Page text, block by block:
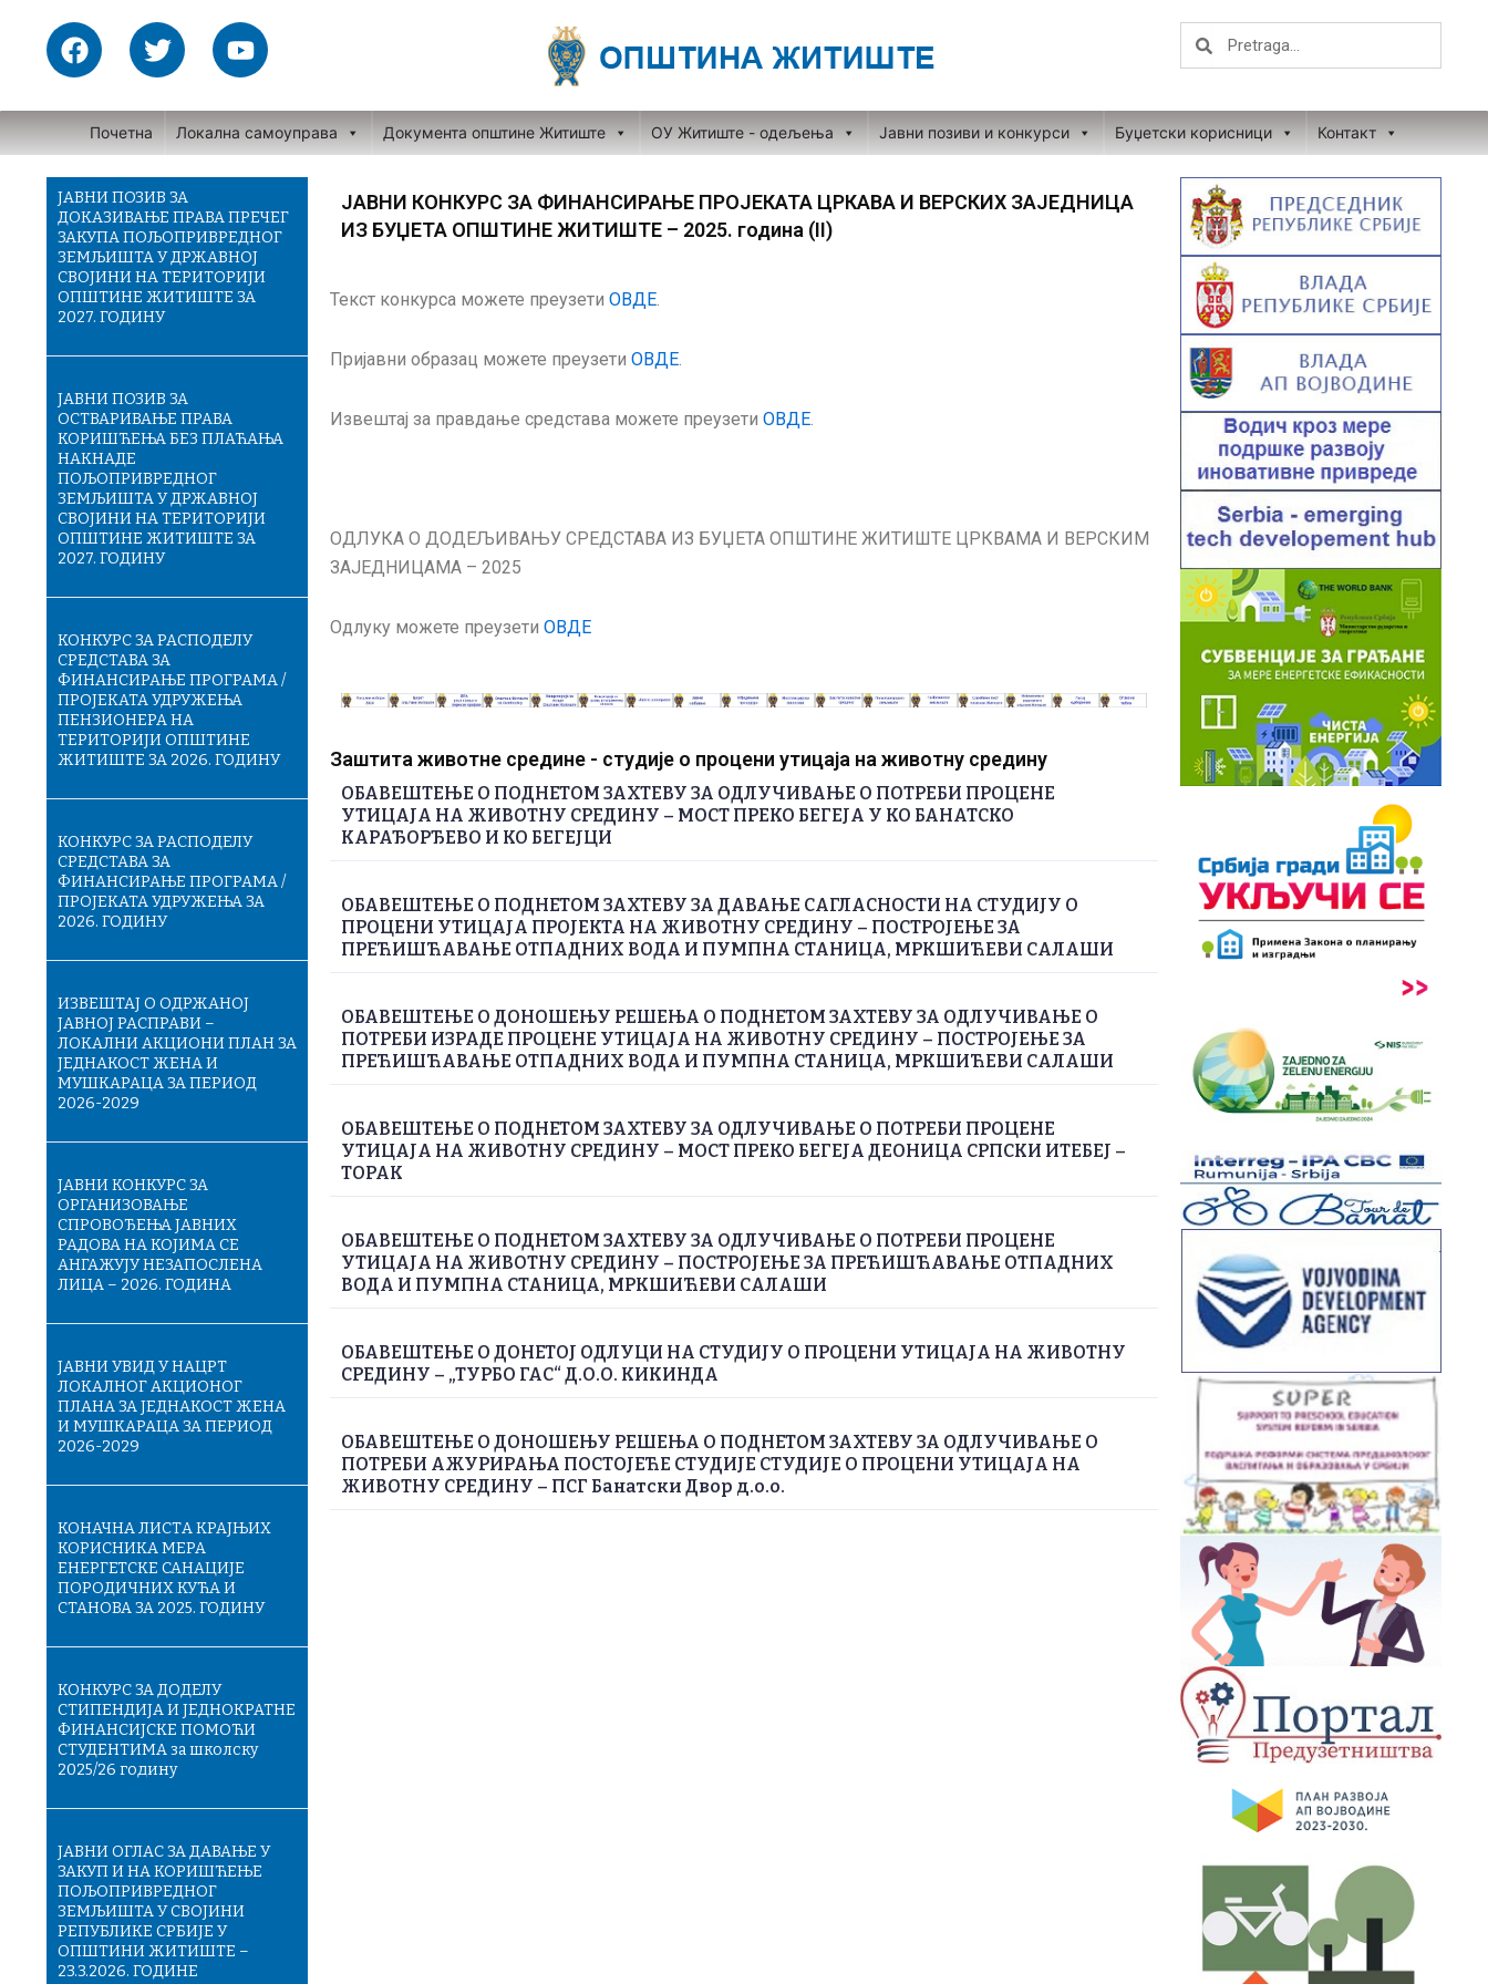
content
F
a
e
b
o
o
k
T
w
t
t
e
r
Y
o
t
u
b
Search
Почетна Локална самоуправа Документа општине Житиште ОУ Житиште - одељења Јавни позиви и конкурси Буџетски корисници Контакт
ЈАВНИ ПОЗИВ ЗА
ДОКАЗИВАЊЕ ПРАВА ПРЕЧЕГ
ЗАКУПА ПОЉОПРИВРЕДНОГ
ЗЕМЉИШТА У ДРЖАВНОЈ
СВОЈИНИ НА ТЕРИТОРИЈИ
ОПШТИНЕ ЖИТИШТЕ ЗА
2027. ГОДИНУ
ЈАВНИ ПОЗИВ ЗА
ОСТВАРИВАЊЕ ПРАВА
КОРИШЋЕЊА БЕЗ ПЛАЋАЊА
НАКНАДЕ
ПОЉОПРИВРЕДНОГ
ЗЕМЉИШТА У ДРЖАВНОЈ
СВОЈИНИ НА ТЕРИТОРИЈИ
ОПШТИНЕ ЖИТИШТЕ ЗА
2027. ГОДИНУ
КОНКУРС ЗА РАСПОДЕЛУ
СРЕДСТАВА ЗА
ФИНАНСИРАЊЕ ПРОГРАМА /
ПРОЈЕКАТА УДРУЖЕЊА
ПЕНЗИОНЕРА НА
ТЕРИТОРИЈИ ОПШТИНЕ
ЖИТИШТЕ ЗА 2026. ГОДИНУ
КОНКУРС ЗА РАСПОДЕЛУ
СРЕДСТАВА ЗА
ФИНАНСИРАЊЕ ПРОГРАМА /
ПРОЈЕКАТА УДРУЖЕЊА ЗА
2026. ГОДИНУ
ИЗВЕШТАЈ О ОДРЖАНОЈ
ЈАВНОЈ РАСПРАВИ –
ЛОКАЛНИ АКЦИОНИ ПЛАН ЗА
ЈЕДНАКОСТ ЖЕНА И
МУШКАРАЦА ЗА ПЕРИОД
2026-2029
ЈАВНИ КОНКУРС ЗА
ОРГАНИЗОВАЊЕ
СПРОВОЂЕЊА ЈАВНИХ
РАДОВА НА КОЈИМА СЕ
АНГАЖУЈУ НЕЗАПОСЛЕНА
ЛИЦА – 2026. ГОДИНА
ЈАВНИ УВИД У НАЦРТ
ЛОКАЛНОГ АКЦИОНОГ
ПЛАНА ЗА ЈЕДНАКОСТ ЖЕНА
И МУШКАРАЦА ЗА ПЕРИОД
2026-2029
КОНАЧНA ЛИСТA КРАЈЊИХ
КОРИСНИКА МЕРА
ЕНЕРГЕТСКЕ САНАЦИЈЕ
ПОРОДИЧНИХ КУЋА И
СТАНОВА ЗА 2025. ГОДИНУ
КОНКУРС ЗА ДОДЕЛУ
СТИПЕНДИЈА И ЈЕДНОКРАТНЕ
ФИНАНСИЈСКЕ ПОМОЋИ
СТУДЕНТИМА за школску
2025/26 годину
ЈАВНИ ОГЛАС ЗА ДАВАЊЕ У
ЗАКУП И НА КОРИШЋЕЊЕ
ПОЉОПРИВРЕДНОГ
ЗЕМЉИШТА У СВОЈИНИ
РЕПУБЛИКЕ СРБИЈЕ У
ОПШТИНИ ЖИТИШТЕ –
23.3.2026. ГОДИНЕ
ЈАВНИ КОНКУРС ЗА ФИНАНСИРАЊЕ ПРОЈЕКАТА ЦРКАВА И ВЕРСКИХ ЗАЈЕДНИЦА
ИЗ БУЏЕТА ОПШТИНЕ ЖИТИШТЕ – 2025. година (II)
Текст конкурса можете преузети ОВДЕ.
Пријавни образац можете преузети ОВДЕ.
Извештај за правдање средстава можете преузети ОВДЕ.
ОДЛУКА О ДОДЕЉИВАЊУ СРЕДСТАВА ИЗ БУЏЕТА ОПШТИНЕ ЖИТИШТЕ ЦРКВАМА И ВЕРСКИМ
ЗАЈЕДНИЦАМА – 2025
Одлуку можете преузети ОВДЕ
Заштита животне средине - студије о процени утицаја на животну средину
ОБАВЕШТЕЊЕ О ПОДНЕТОМ ЗАХТЕВУ ЗА ОДЛУЧИВАЊЕ О ПОТРЕБИ ПРОЦЕНЕ
УТИЦАЈА НА ЖИВОТНУ СРЕДИНУ – МОСТ ПРЕКО БЕГЕЈА У КО БАНАТСКО
КАРАЂОРЂЕВО И КО БЕГЕЈЦИ
ОБАВЕШТЕЊЕ О ПОДНЕТОМ ЗАХТЕВУ ЗА ДАВАЊЕ САГЛАСНОСТИ НА СТУДИЈУ О
ПРОЦЕНИ УТИЦАЈА ПРОЈЕКТА НА ЖИВОТНУ СРЕДИНУ – ПОСТРОЈЕЊЕ ЗА
ПРЕЋИШЋАВАЊЕ ОТПАДНИХ ВОДА И ПУМПНА СТАНИЦА, МРКШИЋЕВИ САЛАШИ
ОБАВЕШТЕЊЕ О ДОНОШЕЊУ РЕШЕЊА О ПОДНЕТОМ ЗАХТЕВУ ЗА ОДЛУЧИВАЊЕ О
ПОТРЕБИ ИЗРАДЕ ПРОЦЕНЕ УТИЦАЈА НА ЖИВОТНУ СРЕДИНУ – ПОСТРОЈЕЊЕ ЗА
ПРЕЋИШЋАВАЊЕ ОТПАДНИХ ВОДА И ПУМПНА СТАНИЦА, МРКШИЋЕВИ САЛАШИ
ОБАВЕШТЕЊЕ О ПОДНЕТОМ ЗАХТЕВУ ЗА ОДЛУЧИВАЊЕ О ПОТРЕБИ ПРОЦЕНЕ
УТИЦАЈА НА ЖИВОТНУ СРЕДИНУ – МОСТ ПРЕКО БЕГЕЈА ДЕОНИЦА СРПСКИ ИТЕБЕЈ –
ТОРАК
ОБАВЕШТЕЊЕ О ПОДНЕТОМ ЗАХТЕВУ ЗА ОДЛУЧИВАЊЕ О ПОТРЕБИ ПРОЦЕНЕ
УТИЦАЈА НА ЖИВОТНУ СРЕДИНУ – ПОСТРОЈЕЊЕ ЗА ПРЕЋИШЋАВАЊЕ ОТПАДНИХ
ВОДА И ПУМПНА СТАНИЦА, МРКШИЋЕВИ САЛАШИ
ОБАВЕШТЕЊЕ О ДОНЕТОЈ ОДЛУЦИ НА СТУДИЈУ О ПРОЦЕНИ УТИЦАЈА НА ЖИВОТНУ
СРЕДИНУ – „ТУРБО ГАС“ Д.О.О. КИКИНДА
ОБАВЕШТЕЊЕ О ДОНОШЕЊУ РЕШЕЊА О ПОДНЕТОМ ЗАХТЕВУ ЗА ОДЛУЧИВАЊЕ О
ПОТРЕБИ АЖУРИРАЊА ПОСТОЈЕЋЕ СТУДИЈЕ СТУДИЈЕ О ПРОЦЕНИ УТИЦАЈА НА
ЖИВОТНУ СРЕДИНУ – ПСГ Банатски Двор д.о.о.